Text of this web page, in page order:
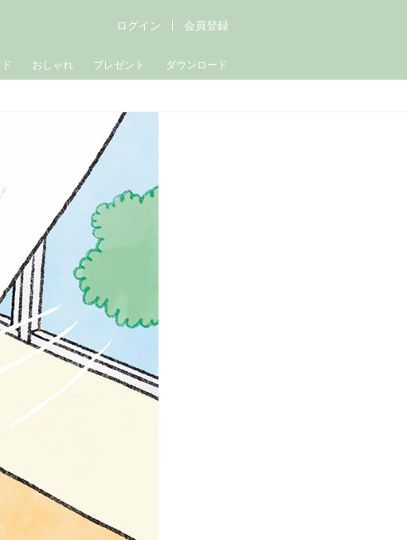
おしゃれ プレゼント ダウンロード
ログイン 会員登録